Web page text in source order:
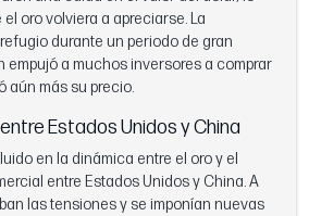
oro volviera a apreciarse. La
durante un periodo de gran
empujó a muchos inversores a comprar
aún más su precio.
Estados Unidos y China
en la dinámica entre el oro y el
entre Estados Unidos y China. A
las tensiones y se imponían nuevas